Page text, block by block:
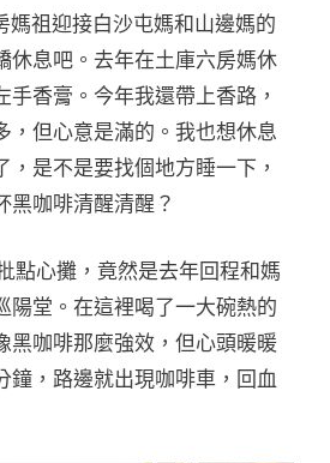
媽祖迎接白沙屯媽和山邊媽的
休息吧。去年在土庫六房媽休
手香膏。今年我還帶上香路，
，但心意是滿的。我也想休息
，是不是要找個地方睡一下，
黑咖啡清醒清醒？
點心攤，竟然是去年回程和媽
陽堂。在這裡喝了一大碗熱的
黑咖啡那麼強效，但心頭暖暖
鐘，路邊就出現咖啡車，回血